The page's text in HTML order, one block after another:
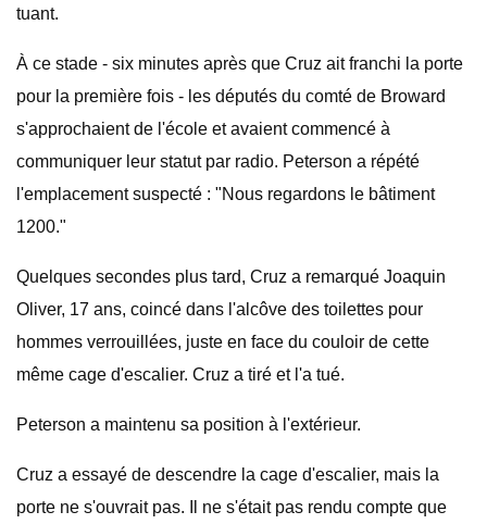
tuant.
À ce stade - six minutes après que Cruz ait franchi la porte
pour la première fois - les députés du comté de Broward
s'approchaient de l'école et avaient commencé à
communiquer leur statut par radio. Peterson a répété
l'emplacement suspecté : "Nous regardons le bâtiment
1200."
Quelques secondes plus tard, Cruz a remarqué Joaquin
Oliver, 17 ans, coincé dans l'alcôve des toilettes pour
hommes verrouillées, juste en face du couloir de cette
même cage d'escalier. Cruz a tiré et l'a tué.
Peterson a maintenu sa position à l'extérieur.
Cruz a essayé de descendre la cage d'escalier, mais la
porte ne s'ouvrait pas. Il ne s'était pas rendu compte que